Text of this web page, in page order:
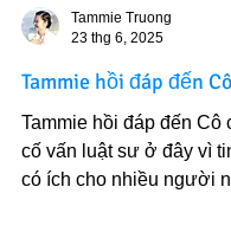
23 thg 6, 2025
Tammie hồi đáp đến
Tammie hồi đáp đến Cô
cố vấn luật sư ở đây vì